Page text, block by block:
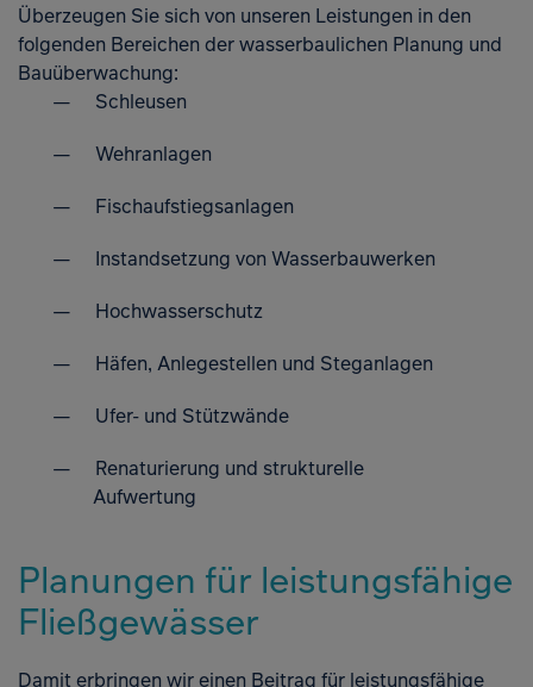
Überzeugen Sie sich von unseren Leistungen in den
folgenden Bereichen der wasserbaulichen Planung und
Bauüberwachung:
Schleusen
Wehranlagen
Fischaufstiegsanlagen
Instandsetzung von Wasserbauwerken
Hochwasserschutz
Häfen, Anlegestellen und Steganlagen
Ufer- und Stützwände
Renaturierung und strukturelle
Aufwertung
Planungen für leistungsfähige
Fließgewässer
Damit erbringen wir einen Beitrag für leistungsfähige